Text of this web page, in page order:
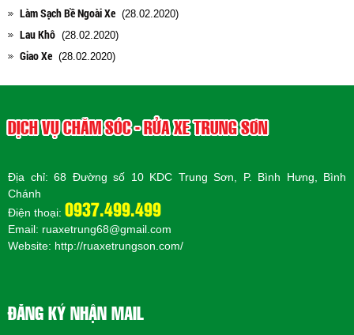
Làm Sạch Bề Ngoài Xe (28.02.2020)
Lau Khô (28.02.2020)
Giao Xe (28.02.2020)
DỊCH VỤ CHĂM SÓC - RỬA XE TRUNG SƠN
Địa chỉ: 68 Đường số 10 KDC Trung Sơn, P. Bình Hưng, Bình
Chánh
Điện thoại: 0937.499.499
Email: ruaxetrung68@gmail.com
Website: http://ruaxetrungson.com/
ĐĂNG KÝ NHẬN MAIL